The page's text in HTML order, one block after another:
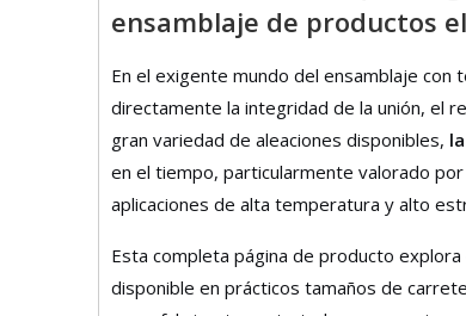
ensamblaje de productos
En el exigente mundo del ensamblaje
directamente la integridad de la unión, el
gran variedad de aleaciones disponibles,
en el tiempo, particularmente valorado
aplicaciones de alta temperatura y alto
Esta completa página de producto
disponible en prácticos tamaños de